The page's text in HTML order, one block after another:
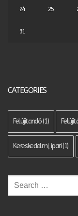
24 25
31
CATEGORIES
Felújítandó(1)
Kereskedelmi, ipari(1)
Keresése: